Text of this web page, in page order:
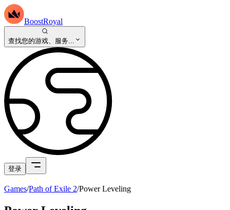
BoostRoyal
查找您的游戏、服务...
登录
Games/Path of Exile 2/Power Leveling